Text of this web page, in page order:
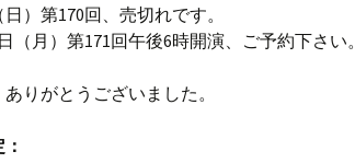
）第170回、売切れです。
（月）第171回午後6時開演、ご予約下さい。
りがとうございました。